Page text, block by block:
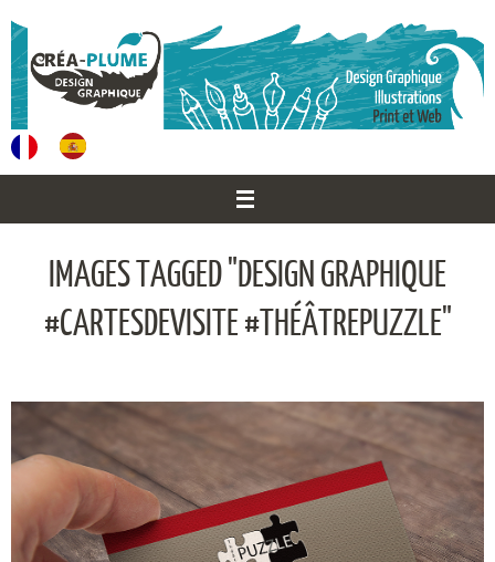
au
contenu
IMAGES TAGGED "DESIGN GRAPHIQUE
#CARTESDEVISITE #THÉÂTREPUZZLE"